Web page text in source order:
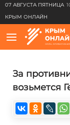
07 АВГУСТА ПЯТНИЦА
КРЫМ ОНЛАЙН
За
возьмется